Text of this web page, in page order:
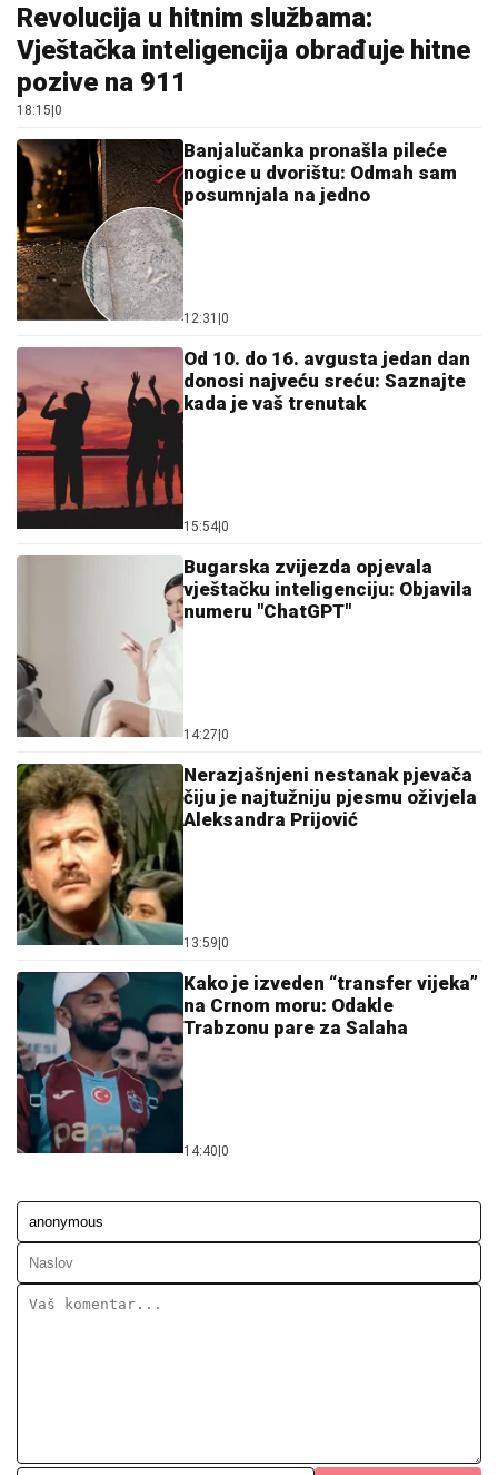
Revolucija u hitnim službama:
Vještačka inteligencija obrađuje hitne
pozive na 911
18:15 0
Banjalučanka pronašla pileće
nogice u dvorištu: Odmah sam
posumnjala na jedno
12:31 0
Od 10. do 16. avgusta jedan dan
donosi najveću sreću: Saznajte
kada je vaš trenutak
15:54 0
Bugarska zvijezda opjevala
vještačku inteligenciju: Objavila
numeru "ChatGPT"
14:27 0
Nerazjašnjeni nestanak pjevača
čiju je najtužniju pjesmu oživjela
Aleksandra Prijović
13:59 0
Kako je izveden “transfer vijeka”
na Crnom moru: Odakle
Trabzonu pare za Salaha
14:40 0